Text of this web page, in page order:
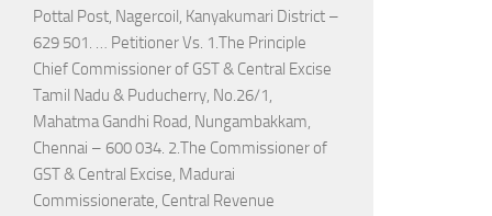
Pottal Post, Nagercoil, Kanyakumari District –
629 501. … Petitioner Vs. 1.The Principle
Chief Commissioner of GST & Central Excise
Tamil Nadu & Puducherry, No.26/1,
Mahatma Gandhi Road, Nungambakkam,
Chennai – 600 034. 2.The Commissioner of
GST & Central Excise, Madurai
Commissionerate, Central Revenue